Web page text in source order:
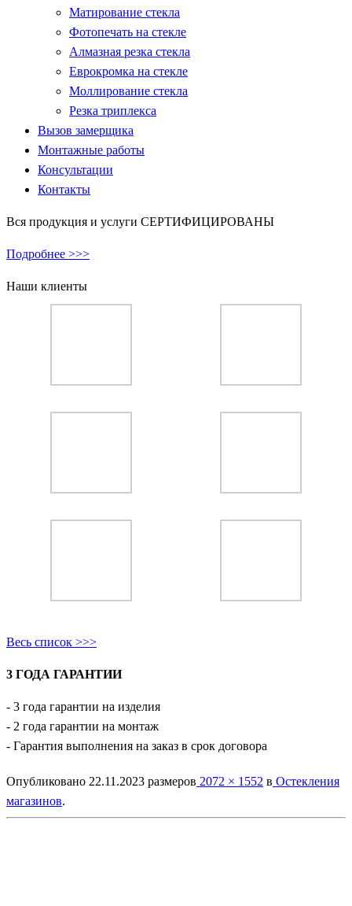
Матирование стекла
Фотопечать на стекле
Алмазная резка стекла
Еврокромка на стекле
Моллирование стекла
Резка триплекса
Вызов замерщика
Монтажные работы
Консультации
Контакты
Вся продукция и услуги СЕРТИФИЦИРОВАНЫ
Подробнее >>>
Наши клиенты
Весь список >>>
3 ГОДА ГАРАНТИИ
- 3 года гарантии на изделия
- 2 года гарантии на монтаж
- Гарантия выполнения на заказ в срок договора
Опубликовано 22.11.2023 размеров 2072 × 1552 в Остекления
магазинов.